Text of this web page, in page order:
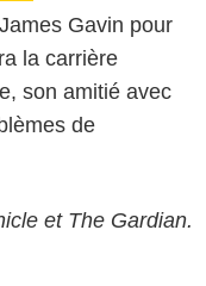
Gavin pour
la carrière
son amitié avec
de
et The Gardian.